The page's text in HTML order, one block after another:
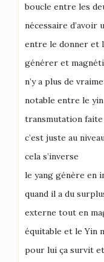
boucle entre les
nécessaire d’avoir
entre le donner et
générer et
n’y a plus de
notable entre le
transmutation faite
c’est juste au
cela s’inverse
le yang génère en
quand il a du
externe tout en
équitable et le Yin
pour lui ça survit